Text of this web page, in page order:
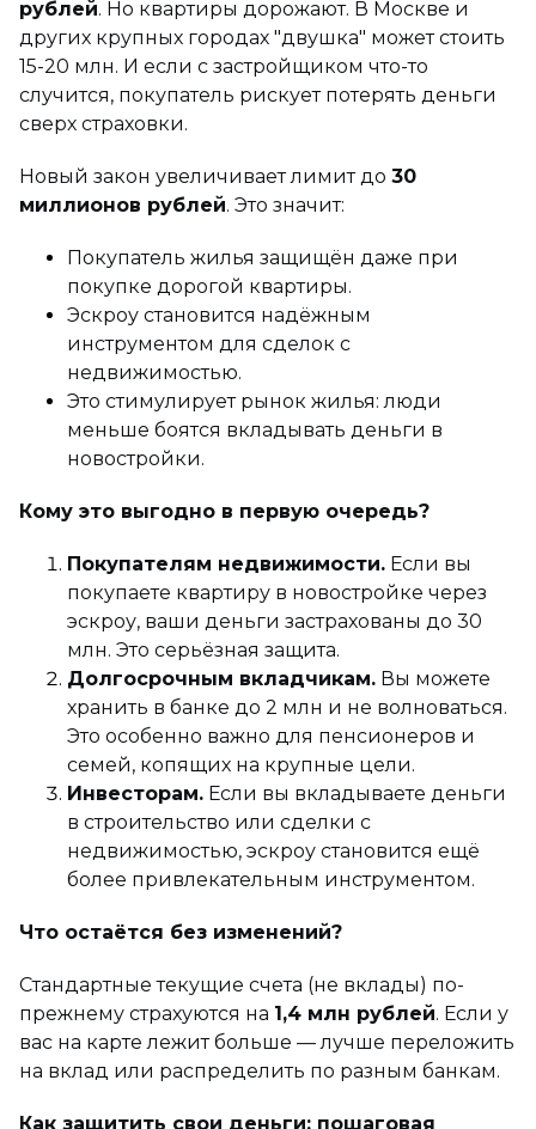
рублей. Но квартиры дорожают. В Москве и
других крупных городах "двушка" может стоить
15-20 млн. И если с застройщиком что-то
случится, покупатель рискует потерять деньги
сверх страховки.
Новый закон увеличивает лимит до 30
миллионов рублей. Это значит:
Покупатель жилья защищён даже при
покупке дорогой квартиры.
Эскроу становится надёжным
инструментом для сделок с
недвижимостью.
Это стимулирует рынок жилья: люди
меньше боятся вкладывать деньги в
новостройки.
Кому это выгодно в первую очередь?
Покупателям недвижимости. Если вы
покупаете квартиру в новостройке через
эскроу, ваши деньги застрахованы до 30
млн. Это серьёзная защита.
Долгосрочным вкладчикам. Вы можете
хранить в банке до 2 млн и не волноваться.
Это особенно важно для пенсионеров и
семей, копящих на крупные цели.
Инвесторам. Если вы вкладываете деньги
в строительство или сделки с
недвижимостью, эскроу становится ещё
более привлекательным инструментом.
Что остаётся без изменений?
Стандартные текущие счета (не вклады) по-
прежнему страхуются на 1,4 млн рублей. Если у
вас на карте лежит больше — лучше переложить
на вклад или распределить по разным банкам.
Как защитить свои деньги: пошаговая